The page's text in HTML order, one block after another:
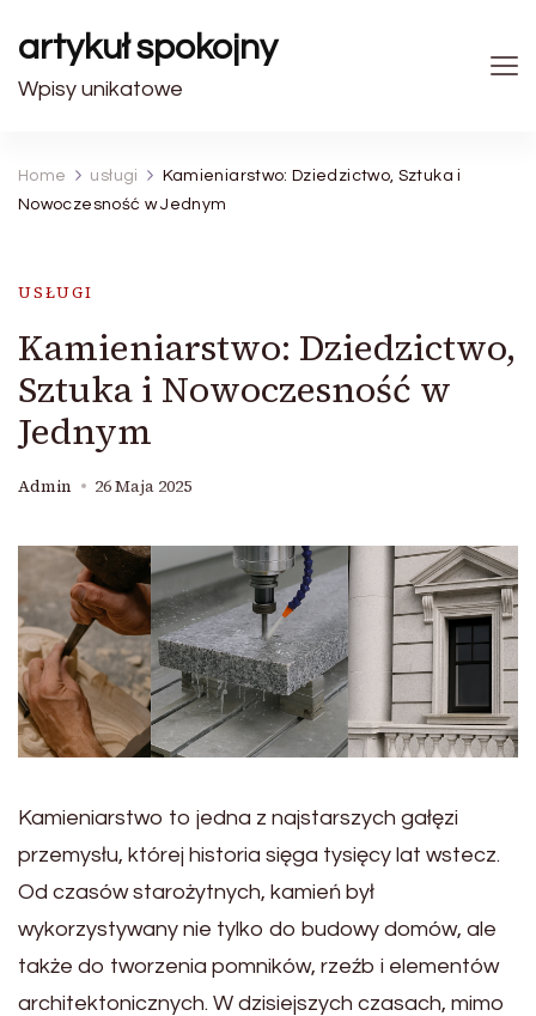
artykuł spokojny
Wpisy unikatowe
Home usługi
Kamieniarstwo: Dziedzictwo, Sztuka i
Nowoczesność w Jednym
USŁUGI
Kamieniarstwo: Dziedzictwo,
Sztuka i Nowoczesność w
Jednym
Admin 26 Maja 2025
Kamieniarstwo to jedna z najstarszych gałęzi
przemysłu, której historia sięga tysięcy lat wstecz.
Od czasów starożytnych, kamień był
wykorzystywany nie tylko do budowy domów, ale
także do tworzenia pomników, rzeźb i elementów
architektonicznych. W dzisiejszych czasach, mimo